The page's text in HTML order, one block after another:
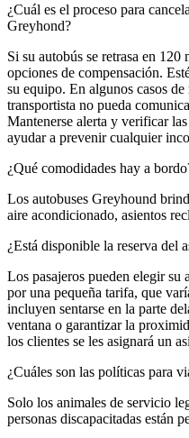
¿Cuál es el proceso para
Greyhond?
Si su autobús se retrasa en
opciones de compensación.
su equipo. En algunos casos
transportista no pueda
Mantenerse alerta y verificar
ayudar a prevenir cualquier
¿Qué comodidades hay a
Los autobuses Greyhound
aire acondicionado, asientos
¿Está disponible la reserva del
Los pasajeros pueden elegir su
por una pequeña tarifa, que
incluyen sentarse en la parte
ventana o garantizar la
los clientes se les asignará un
¿Cuáles son las políticas para
Solo los animales de servicio
personas discapacitadas están